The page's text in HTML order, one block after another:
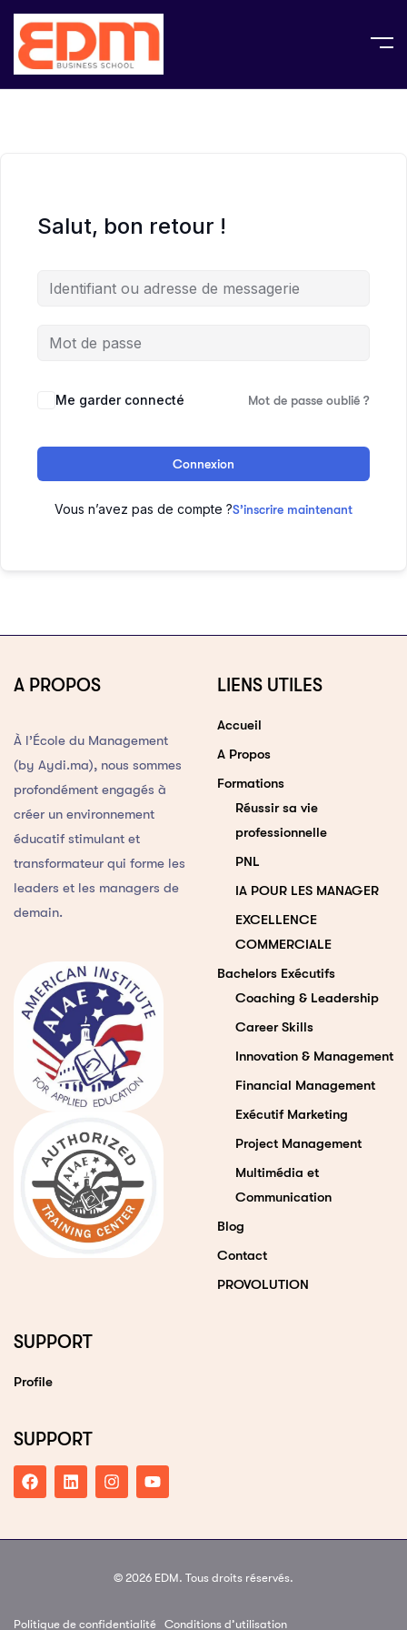
Salut, bon retour !
Me garder connecté Mot de passe oublié ?
Connexion
Vous n’avez pas de compte ?S’inscrire maintenant
A PROPOS
À l’École du Management
(by Aydi.ma), nous sommes
profondément engagés à
créer un environnement
éducatif stimulant et
transformateur qui forme les
leaders et les managers de
demain.
LIENS UTILES
Accueil
A Propos
Formations
Réussir sa vie
professionnelle
PNL
IA POUR LES MANAGER
EXCELLENCE
COMMERCIALE
Bachelors Exécutifs
Coaching & Leadership
Career Skills
Innovation & Management
Financial Management
Exécutif Marketing
Project Management
Multimédia et
Communication
Blog
Contact
PROVOLUTION
SUPPORT
Profile
SUPPORT
© 2026 EDM. Tous droits réservés.
Politique de confidentialité Conditions d’utilisation